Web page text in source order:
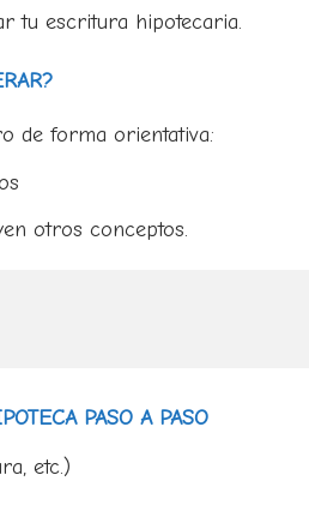
tu escritura hipotecaria.
de forma orientativa:
otros conceptos.
PASO A PASO
etc.)